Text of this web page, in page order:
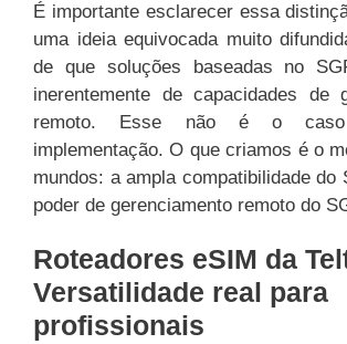
É importante esclarecer essa
uma ideia equivocada muito
de que soluções baseadas no
inerentemente de capacidades de
remoto. Esse não é o
implementação. O que criamos é o
mundos: a ampla compatibilidade do
poder de gerenciamento remoto do
Roteadores eSIM da
Versatilidade real para
profissionais